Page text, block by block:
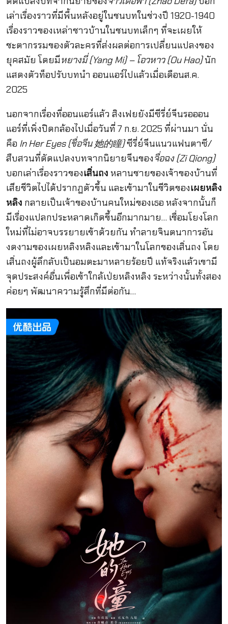
เล่าเรื่องราวที่มีพื้นหลังอยู่ในชนบทในช่วงปี 1920-1940
เรื่องราวของเหล่าชาวบ้านในชนบทเล็กๆ ที่จะเผยให้
ชะตากรรมของตัวละครที่ส่งผลต่อการเปลี่ยนแปลงของ
ยุคสมัย โดยมีหยางมี่ (Yang Mi) – โอวหาว (Ou Hao)นัก
แสดงตัวท็อปรับบทนำ ออนแอร์ไปแล้วเมื่อเดือนส.ค.
2025
นอกจากเรื่องที่ออนแอร์แล้ว สิงเฟยยังมีซีรี่ย์จีนรอออน
แอร์ที่เพิ่งปิดกล้องไปเมื่อวันที่ 7 ก.ย. 2025 ที่ผ่านมา นั่น
คือ In Her Eyes (ชื่อจีน 她的瞳)ซีรี่ย์จีนแนวแฟนตาซี/
สืบสวนที่ดัดแปลงบทจากนิยายจีนของจื่อฉง (Zi Qiong)
บอกเล่าเรื่องราวของเสิ่นถง หลานชายของเจ้าของบ้านที่
เสียชีวิตไปได้ปรากฏตัวขึ้น และเข้ามาในชีวิตของเผยหลิง
หลิง กลายเป็นเจ้าของบ้านคนใหม่ของเธอ หลังจากนั้นก็
มีเรื่องแปลกประหลาดเกิดขึ้นอีกมากมาย… เชื่อมโยงโลก
ใหม่ที่ไม่อาจบรรยายเข้าด้วยกัน ทำลายจินตนาการอัน
งดงามของเผยหลิงหลิงและเข้ามาในโลกของเสิ่นถง โดย
เสิ่นถงผู้ลึกลับเป็นอมตะมาหลายร้อยปี แท้จริงแล้วเขามี
จุดประสงค์อื่นเพื่อเข้าใกล้เป่ยหลิงหลิง ระหว่างนั้นทั้งสอง
ค่อยๆ พัฒนาความรู้สึกที่มีต่อกัน…